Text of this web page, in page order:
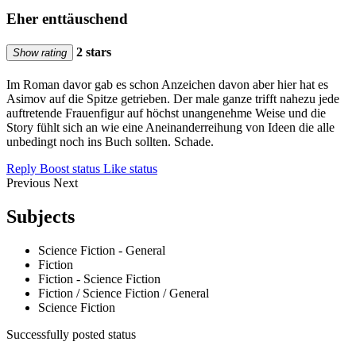
Eher enttäuschend
Show rating 2 stars
Im Roman davor gab es schon Anzeichen davon aber hier hat es
Asimov auf die Spitze getrieben. Der male ganze trifft nahezu jede
auftretende Frauenfigur auf höchst unangenehme Weise und die
Story fühlt sich an wie eine Aneinanderreihung von Ideen die alle
unbedingt noch ins Buch sollten. Schade.
Reply Boost status Like status
Previous Next
Subjects
Science Fiction - General
Fiction
Fiction - Science Fiction
Fiction / Science Fiction / General
Science Fiction
Successfully posted status